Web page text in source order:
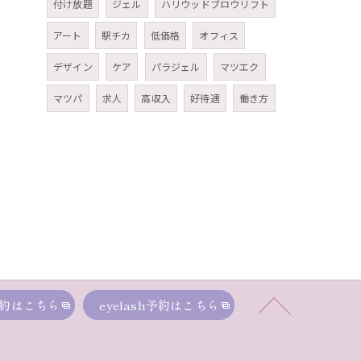
付け放題 ジェル ハリウッドブロウリフト
アート 駅チカ 低価格 オフィス
デザイン ケア パラジェル マツエク
マツパ 求人 高収入 好待遇 働き方
はこちら eyelash予約はこちら